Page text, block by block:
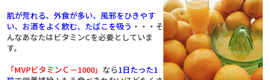
肌が荒れる、外食が多い、風邪をひきやす
い、お酒をよく飲む、たばこを吸う ・・・そ
んなあなたはビタミンCを必要としていま
す。
「MVPビタミンＣ－1000」 なら1日たった1